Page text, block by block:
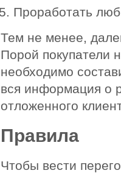
Проработать
Тем не менее,
Порой покупатели
необходимо
вся информация о
отложенного
Правила
Чтобы вести